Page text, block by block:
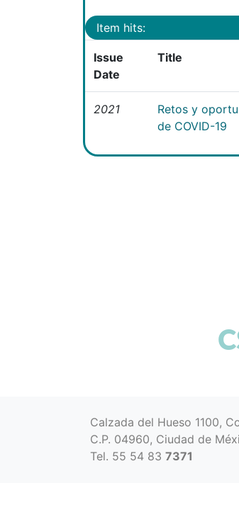
Item hits:
Issue
Date
Title
2021
Retos y
de COVID-19
Calzada del Hueso 1100,
C.P. 04960, Ciudad de
Tel. 55 54 83 7371